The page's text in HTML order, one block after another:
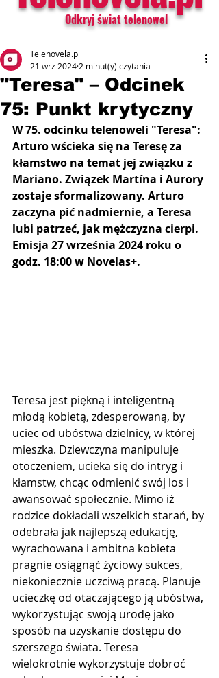
Odkryj świat telenowel
"Teresa" – Odcinek
75: Punkt krytyczny
Telenovela.pl
21 wrz 2024 2 minut(y) czytania
W 75. odcinku telenoweli "Teresa":
Arturo wścieka się na Teresę za
kłamstwo na temat jej związku z
Mariano. Związek Martína i Aurory
zostaje sformalizowany. Arturo
zaczyna pić nadmiernie, a Teresa
lubi patrzeć, jak mężczyzna cierpi.
Emisja 27 września 2024 roku o
godz. 18:00 w Novelas+.
Teresa jest piękną i inteligentną
młodą kobietą, zdesperowaną, by
uciec od ubóstwa dzielnicy, w której
mieszka. Dziewczyna manipuluje
otoczeniem, ucieka się do intryg i
kłamstw, chcąc odmienić swój los i
awansować społecznie. Mimo iż
rodzice dokładali wszelkich starań, by
odebrała jak najlepszą edukację,
wyrachowana i ambitna kobieta
pragnie osiągnąć życiowy sukces,
niekoniecznie uczciwą pracą. Planuje
ucieczkę od otaczającego ją ubóstwa,
wykorzystując swoją urodę jako
sposób na uzyskanie dostępu do
szerszego świata. Teresa
wielokrotnie wykorzystuje dobroć